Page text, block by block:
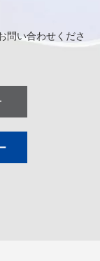
問い合わせくださ